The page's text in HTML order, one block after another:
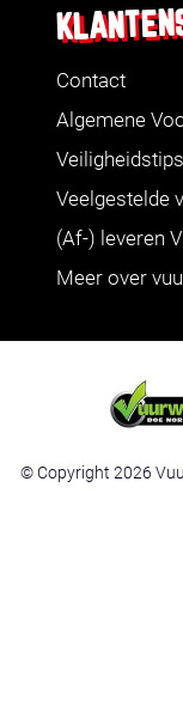
Contact
Algemene
Veiligheidstips
Veelgestelde
(Af-) leveren
Meer over
© Copyright 2026